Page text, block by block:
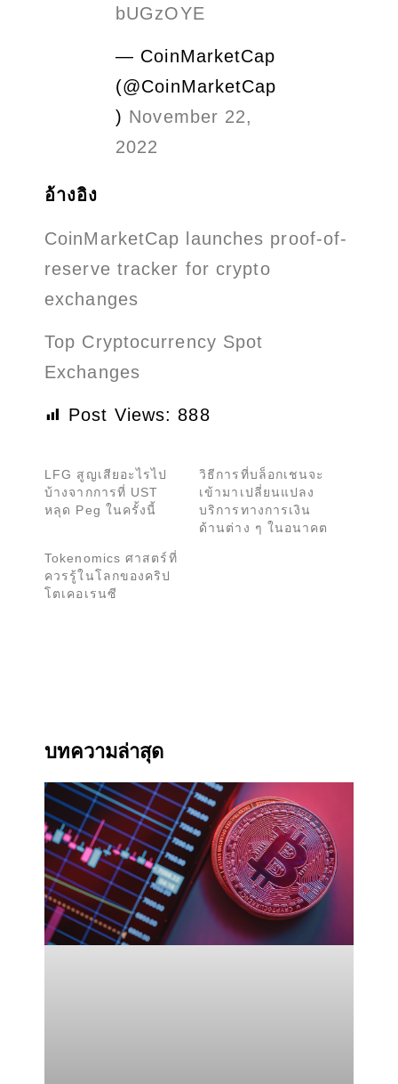
bUGzOYE
— CoinMarketCap
(@CoinMarketCap
) November 22,
2022
อ้างอิง
CoinMarketCap launches proof-of-
reserve tracker for crypto
exchanges
Top Cryptocurrency Spot
Exchanges
Post Views: 888
LFG สูญเสียอะไรไป
บ้างจากการที่ UST
หลุด Peg ในครั้งนี้
วิธีการที่บล็อกเชนจะ
เข้ามาเปลี่ยนแปลง
บริการทางการเงิน
ด้านต่าง ๆ ในอนาคต
Tokenomics ศาสตร์ที่
ควรรู้ในโลกของคริป
โตเคอเรนซี
บทความล่าสุด